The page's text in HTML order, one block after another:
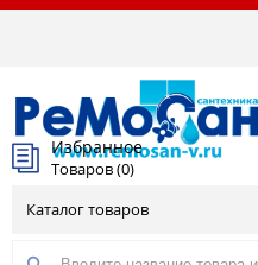
Избранное
Товаров (0)
Каталог товаров